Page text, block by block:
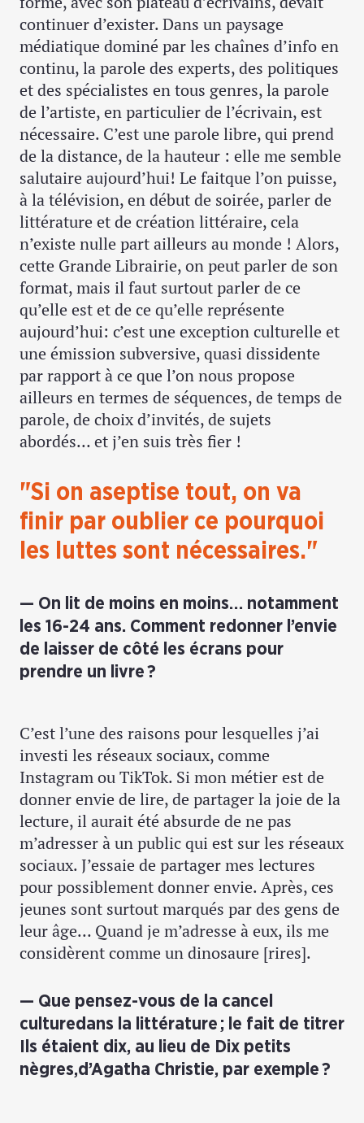
continuer d’exister. Dans un paysage
médiatique dominé par les chaînes d’info en
continu, la parole des experts, des politiques
et des spécialistes en tous genres, la parole
de l’artiste, en particulier de l’écrivain, est
nécessaire. C’est une parole libre, qui prend
de la distance, de la hauteur : elle me semble
salutaire aujourd’hui! Le faitque l’on puisse,
à la télévision, en début de soirée, parler de
littérature et de création littéraire, cela
n’existe nulle part ailleurs au monde ! Alors,
cette Grande Librairie, on peut parler de son
format, mais il faut surtout parler de ce
qu’elle est et de ce qu’elle représente
aujourd’hui: c’est une exception culturelle et
une émission subversive, quasi dissidente
par rapport à ce que l’on nous propose
ailleurs en termes de séquences, de temps de
parole, de choix d’invités, de sujets
abordés… et j’en suis très fier !
"Si on aseptise tout, on va
finir par oublier ce pourquoi
les luttes sont nécessaires."
On lit de moins en moins… notamment
les 16-24 ans. Comment redonner l’envie
de laisser de côté les écrans pour
prendre un livre ?
C’est l’une des raisons pour lesquelles j’ai
investi les réseaux sociaux, comme
Instagram ou TikTok. Si mon métier est de
donner envie de lire, de partager la joie de la
lecture, il aurait été absurde de ne pas
m’adresser à un public qui est sur les réseaux
sociaux. J’essaie de partager mes lectures
pour possiblement donner envie. Après, ces
jeunes sont surtout marqués par des gens de
leur âge… Quand je m’adresse à eux, ils me
considèrent comme un dinosaure [rires].
Que pensez-vous de la cancel
culturedans la littérature ; le fait de titrer
Ils étaient dix, au lieu de Dix petits
nègres,d’Agatha Christie, par exemple ?